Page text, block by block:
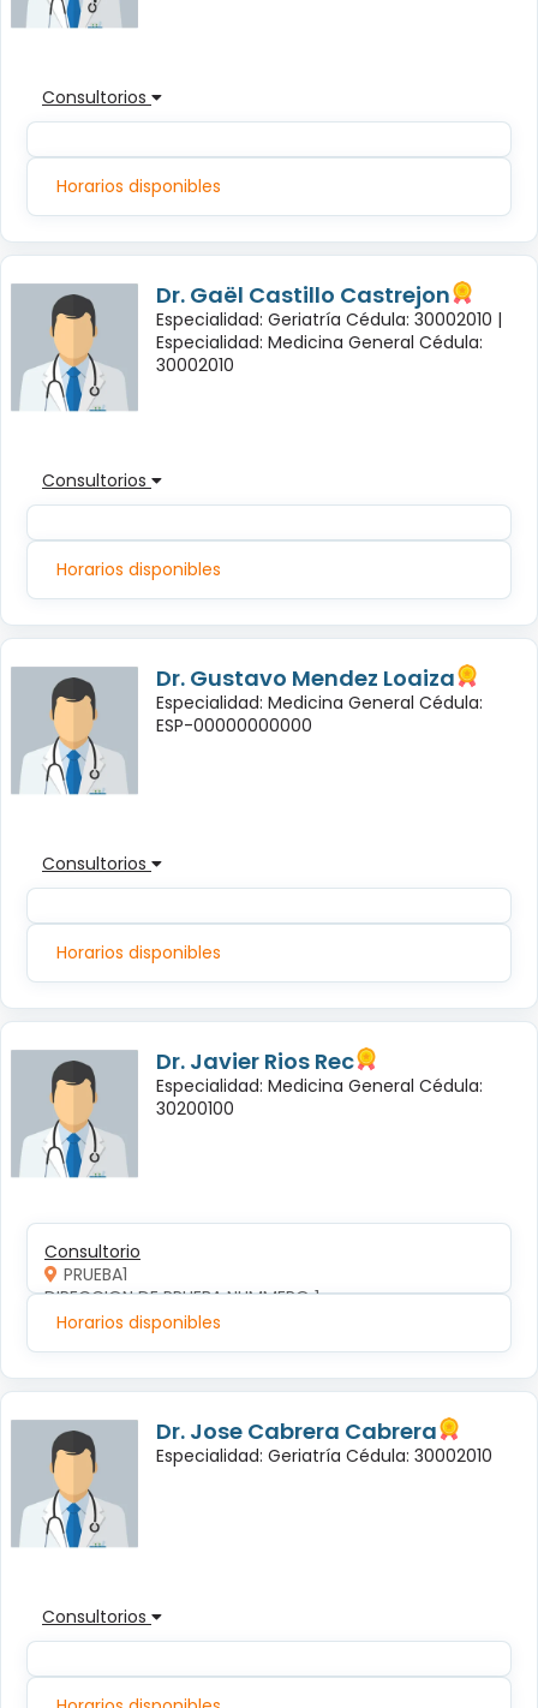
Consultorios
Horarios disponibles
Dr. Gaël Castillo Castrejon
Especialidad: Geriatría Cédula: 30002010 |
Especialidad: Medicina General Cédula:
30002010
Consultorios
Horarios disponibles
Dr. Gustavo Mendez Loaiza
Especialidad: Medicina General Cédula:
ESP-00000000000
Consultorios
Horarios disponibles
Dr. Javier Rios Rec
Especialidad: Medicina General Cédula:
30200100
Consultorio
PRUEBA1
DIRECCION DE PRUEBA NUMMERO 1
Horarios disponibles
Dr. Jose Cabrera Cabrera
Especialidad: Geriatría Cédula: 30002010
Consultorios